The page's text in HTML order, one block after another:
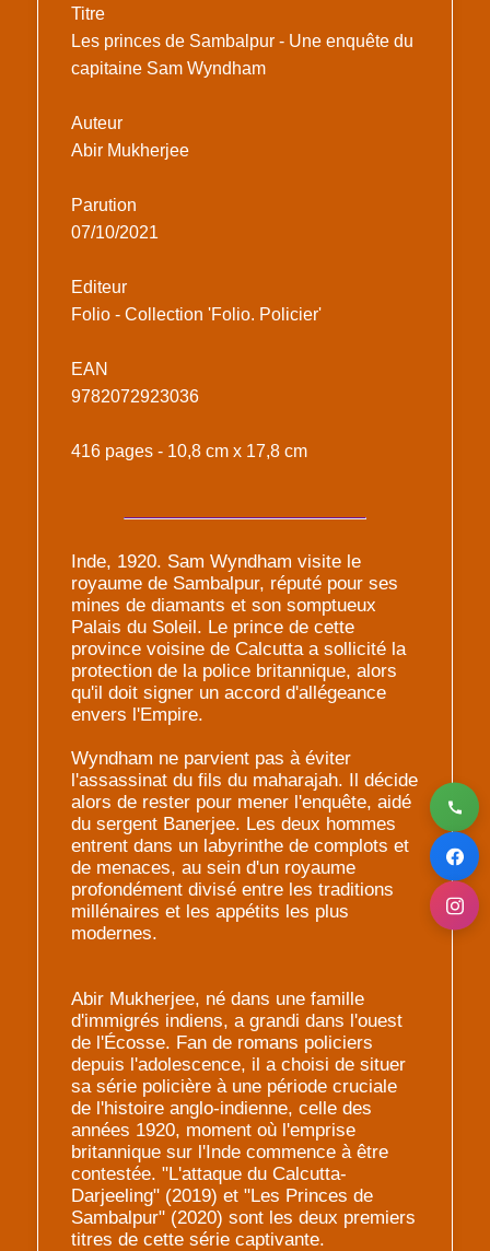
Titre
Les princes de Sambalpur - Une enquête du
capitaine Sam Wyndham
Auteur
Abir Mukherjee
Parution
07/10/2021
Editeur
Folio - Collection 'Folio. Policier'
EAN
9782072923036
416 pages - 10,8 cm x 17,8 cm
Inde, 1920. Sam Wyndham visite le
royaume de Sambalpur, réputé pour ses
mines de diamants et son somptueux
Palais du Soleil. Le prince de cette
province voisine de Calcutta a sollicité la
protection de la police britannique, alors
qu'il doit signer un accord d'allégeance
envers l'Empire.
Wyndham ne parvient pas à éviter
l'assassinat du fils du maharajah. Il décide
alors de rester pour mener l'enquête, aidé
du sergent Banerjee. Les deux hommes
entrent dans un labyrinthe de complots et
de menaces, au sein d'un royaume
profondément divisé entre les traditions
millénaires et les appétits les plus
modernes.
Abir Mukherjee, né dans une famille
d'immigrés indiens, a grandi dans l'ouest
de l'Écosse. Fan de romans policiers
depuis l'adolescence, il a choisi de situer
sa série policière à une période cruciale
de l'histoire anglo-indienne, celle des
années 1920, moment où l'emprise
britannique sur l'Inde commence à être
contestée. "L'attaque du Calcutta-
Darjeeling" (2019) et "Les Princes de
Sambalpur" (2020) sont les deux premiers
titres de cette série captivante.